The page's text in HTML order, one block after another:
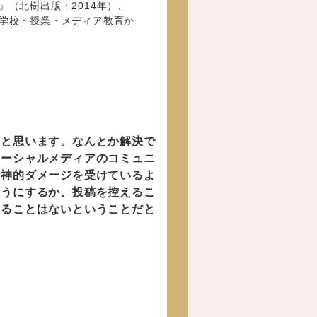
（北樹出版・2014年）、
校・授業・メディア教育か
思います。なんとか解決で
シャルメディアのコミュニ
的ダメージを受けているよ
にするか、投稿を控えるこ
ことはないということだと